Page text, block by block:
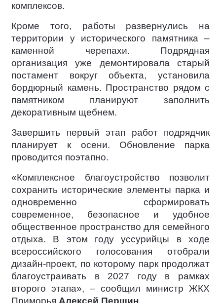
комплексов.
Кроме того, работы развернулись на
территории у исторического памятника –
каменной черепахи. Подрядная
организация уже демонтировала старый
постамент вокруг объекта, установила
бордюрный камень. Пространство рядом с
памятником планируют заполнить
декоративным щебнем.
Завершить первый этап работ подрядчик
планирует к осени. Обновление парка
проводится поэтапно.
«Комплексное благоустройство позволит
сохранить исторические элементы парка и
одновременно сформировать
современное, безопасное и удобное
общественное пространство для семейного
отдыха. В этом году уссурийцы в ходе
всероссийского голосования отобрали
дизайн-проект, по которому парк продолжат
благоустраивать в 2027 году в рамках
второго этапа», – сообщил министр ЖКХ
Приморья Алексей Першин